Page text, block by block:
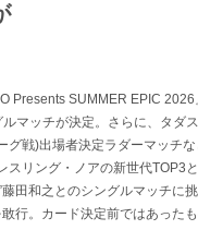
Presents SUMMER EPIC
マッチが決定。さらに、タダ
グ戦)出場者決定ラダーマッチ
リング・ノアの新世代TOP3と
田和之とのシングルマッチに
行。カード決定前ではあった